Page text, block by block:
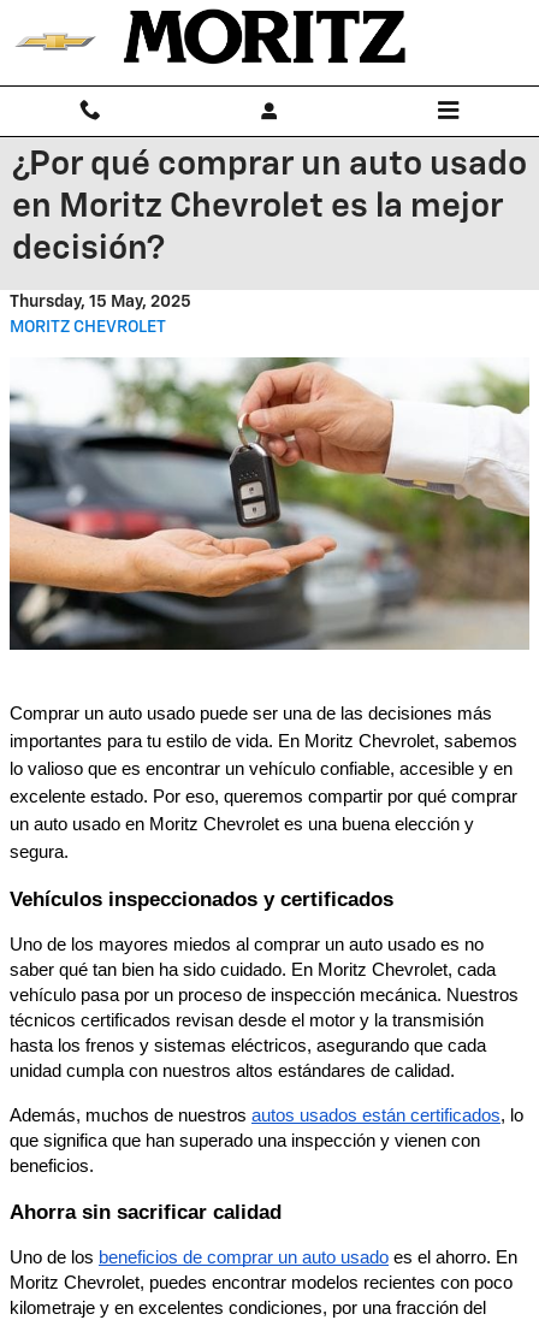
Skip to main content
¿Por qué comprar un auto usado
en Moritz Chevrolet es la mejor
decisión?
Thursday, 15 May, 2025
MORITZ CHEVROLET
Comprar un auto usado puede ser una de las decisiones más
importantes para tu estilo de vida. En Moritz Chevrolet, sabemos
lo valioso que es encontrar un vehículo confiable, accesible y en
excelente estado. Por eso, queremos compartir por qué comprar
un auto usado en Moritz Chevrolet es una buena elección y
segura.
Vehículos inspeccionados y certificados
Uno de los mayores miedos al comprar un auto usado es no
saber qué tan bien ha sido cuidado. En Moritz Chevrolet, cada
vehículo pasa por un proceso de inspección mecánica. Nuestros
técnicos certificados revisan desde el motor y la transmisión
hasta los frenos y sistemas eléctricos, asegurando que cada
unidad cumpla con nuestros altos estándares de calidad.
Además, muchos de nuestros autos usados están certificados, lo
que significa que han superado una inspección y vienen con
beneficios.
Ahorra sin sacrificar calidad
Uno de los beneficios de comprar un auto usado es el ahorro. En
Moritz Chevrolet, puedes encontrar modelos recientes con poco
kilometraje y en excelentes condiciones, por una fracción del